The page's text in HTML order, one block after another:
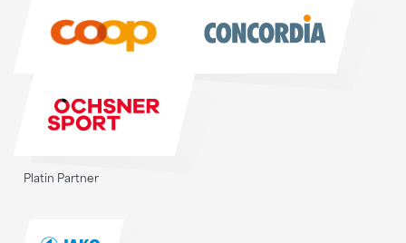
Platin Partner